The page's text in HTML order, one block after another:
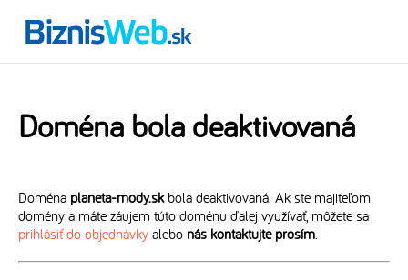
Doména bola deaktivovaná
Doména planeta-mody.skbola deaktivovaná. Ak ste majiteľom
domény a máte záujem túto doménu ďalej využívať, môžete sa
prihlásiť do objednávky alebo nás kontaktujte prosím.